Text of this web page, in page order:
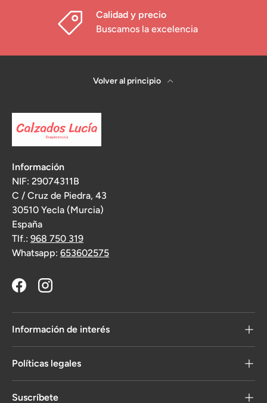
Calidad y precio
Buscamos la excelencia
Volver al principio
Información
NIF: 29074311B
C / Cruz de Piedra, 43
30510 Yecla (Murcia)
España
Tlf.: 968 750 319
Whatsapp: 653602575
FacebookInstagram
Información de interés
Políticas legales
Suscríbete